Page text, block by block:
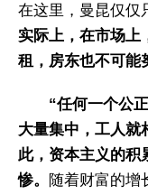
在这里，曼昆仅仅
实际上，在市场上
租，房东也不可能
“任何一个公
大量集中，工人就
此，资本主义的积
惨。
随着财富的增